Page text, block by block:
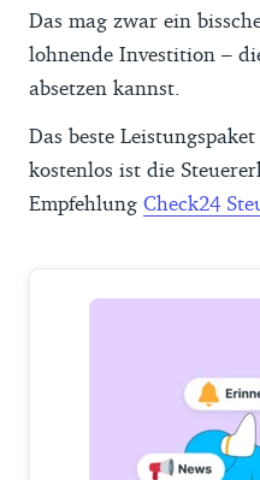
Das mag zwar ein
lohnende Investition –
absetzen kannst.
Das beste
kostenlos ist die
Empfehlung Check24